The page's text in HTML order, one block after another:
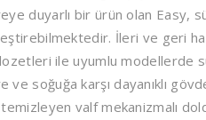
duyarlı bir ürün olan Easy,
İleri ve geri
ile uyumlu modellerde
ve soğuğa karşı dayanıklı
valf mekanizmalı